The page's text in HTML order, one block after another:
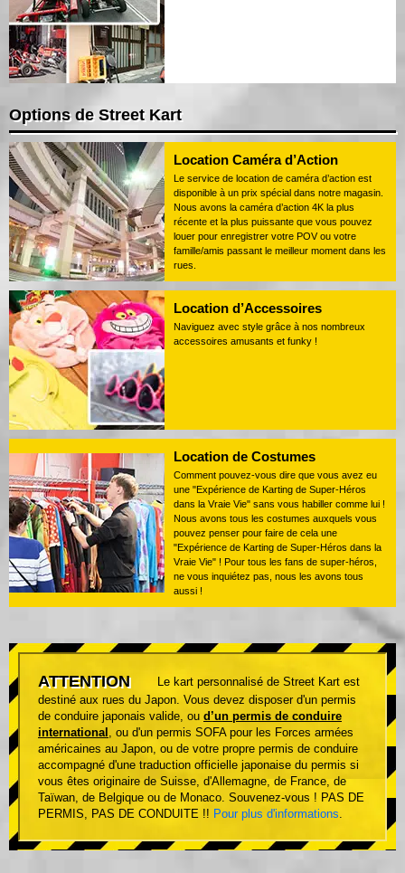
Options de Street Kart
Location Caméra d’Action
Le service de location de caméra d’action est
disponible à un prix spécial dans notre magasin.
Nous avons la caméra d’action 4K la plus
récente et la plus puissante que vous pouvez
louer pour enregistrer votre POV ou votre
famille/amis passant le meilleur moment dans les
rues.
Location d’Accessoires
Naviguez avec style grâce à nos nombreux
accessoires amusants et funky !
Location de Costumes
Comment pouvez-vous dire que vous avez eu
une "Expérience de Karting de Super-Héros
dans la Vraie Vie" sans vous habiller comme lui !
Nous avons tous les costumes auxquels vous
pouvez penser pour faire de cela une
"Expérience de Karting de Super-Héros dans la
Vraie Vie" ! Pour tous les fans de super-héros,
ne vous inquiétez pas, nous les avons tous
aussi !
ATTENTION
Le kart personnalisé de Street Kart est
destiné aux rues du Japon. Vous devez disposer d'un permis
de conduire japonais valide, ou d’un permis de conduire
international , ou d'un permis SOFA pour les Forces armées
américaines au Japon, ou de votre propre permis de conduire
accompagné d'une traduction officielle japonaise du permis si
vous êtes originaire de Suisse, d'Allemagne, de France, de
Taïwan, de Belgique ou de Monaco. Souvenez-vous ! PAS DE
PERMIS, PAS DE CONDUITE !! Pour plus d'informations.